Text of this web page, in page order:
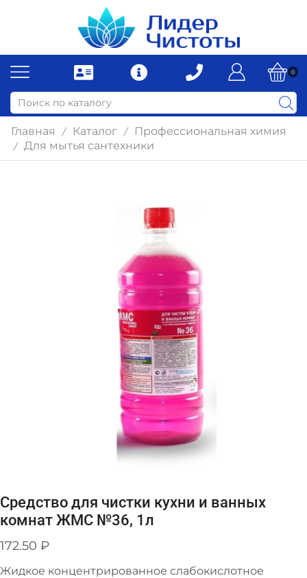
0
Главная / Каталог / Профессиональная химия
/ Для мытья сантехники
Средство для чистки кухни и ванных
комнат ЖМС №36, 1л
172.50 ₽
Жидкое концентрированное слабокислотное